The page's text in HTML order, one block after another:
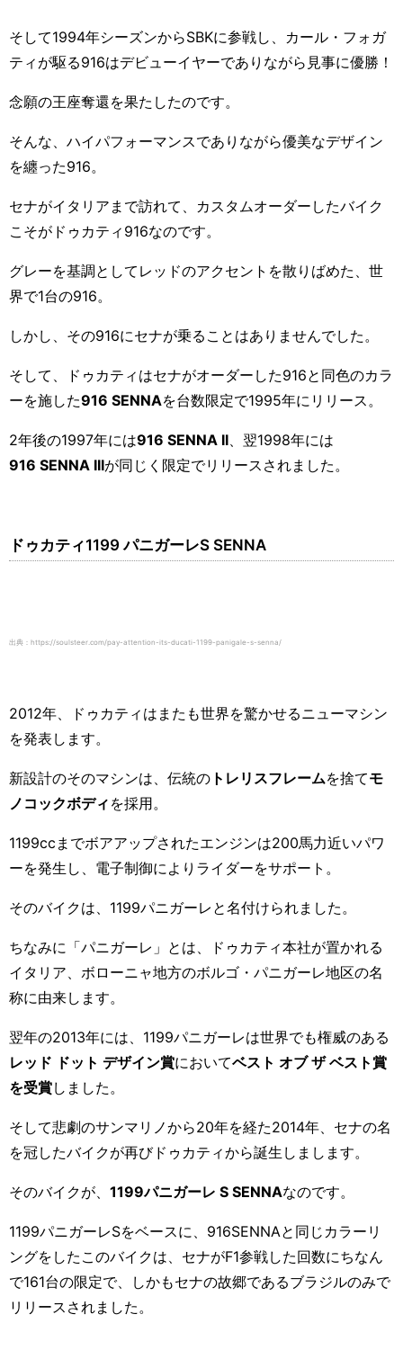
そして1994年シーズンからSBKに参戦し、カール・フォガ
ティが駆る916はデビューイヤーでありながら見事に優勝！
念願の王座奪還を果たしたのです。
そんな、ハイパフォーマンスでありながら優美なデザイン
を纏った916。
セナがイタリアまで訪れて、カスタムオーダーしたバイク
こそがドゥカティ 916なのです。
グレーを基調としてレッドのアクセントを散りばめた、世
界で1台の916。
しかし、その916にセナが乗ることはありませんでした。
そして、ドゥカティはセナがオーダーした916と同色のカラ
ーを施した916 SENNAを台数限定で1995年にリリース。
2年後の1997年には916 SENNA II、翌1998年には
916 SENNA IIIが同じく限定でリリースされました。
ドゥカティ1199パニガーレS SENNA
出典：https://soulsteer.com/pay-attention-its-ducati-1199-panigale-s-senna/
2012年、ドゥカティはまたも世界を驚かせるニューマシン
を発表します。
新設計のそのマシンは、伝統の トレリスフレームを捨てモ
ノコックボディ を採用。
1199cc までボアアップされたエンジンは200馬力近いパワ
ーを発生し、電子制御によりライダーをサポート。
そのバイクは、 1199パニガーレと名付けられました。
ちなみに「パニガーレ」とは、ドゥカティ本社が置かれる
イタリア、ボローニャ地方のボルゴ・パニガーレ地区の名
称に由来します。
翌年の2013年には、 1199パニガーレは世界でも権威のある
レッド ドット デザイン賞においてベスト オブ ザ ベスト賞
を受賞しました。
そして悲劇のサンマリノから20年を経た2014年、セナの名
を冠したバイクが再びドゥカティから誕生しまします。
そのバイクが、 1199パニガーレ S SENNAなのです。
1199パニガーレSをベースに、 916SENNAと同じカラーリ
ングをしたこのバイクは、セナがF1参戦した回数にちなん
で161台の限定で、しかもセナの故郷であるブラジルのみで
リリースされました。